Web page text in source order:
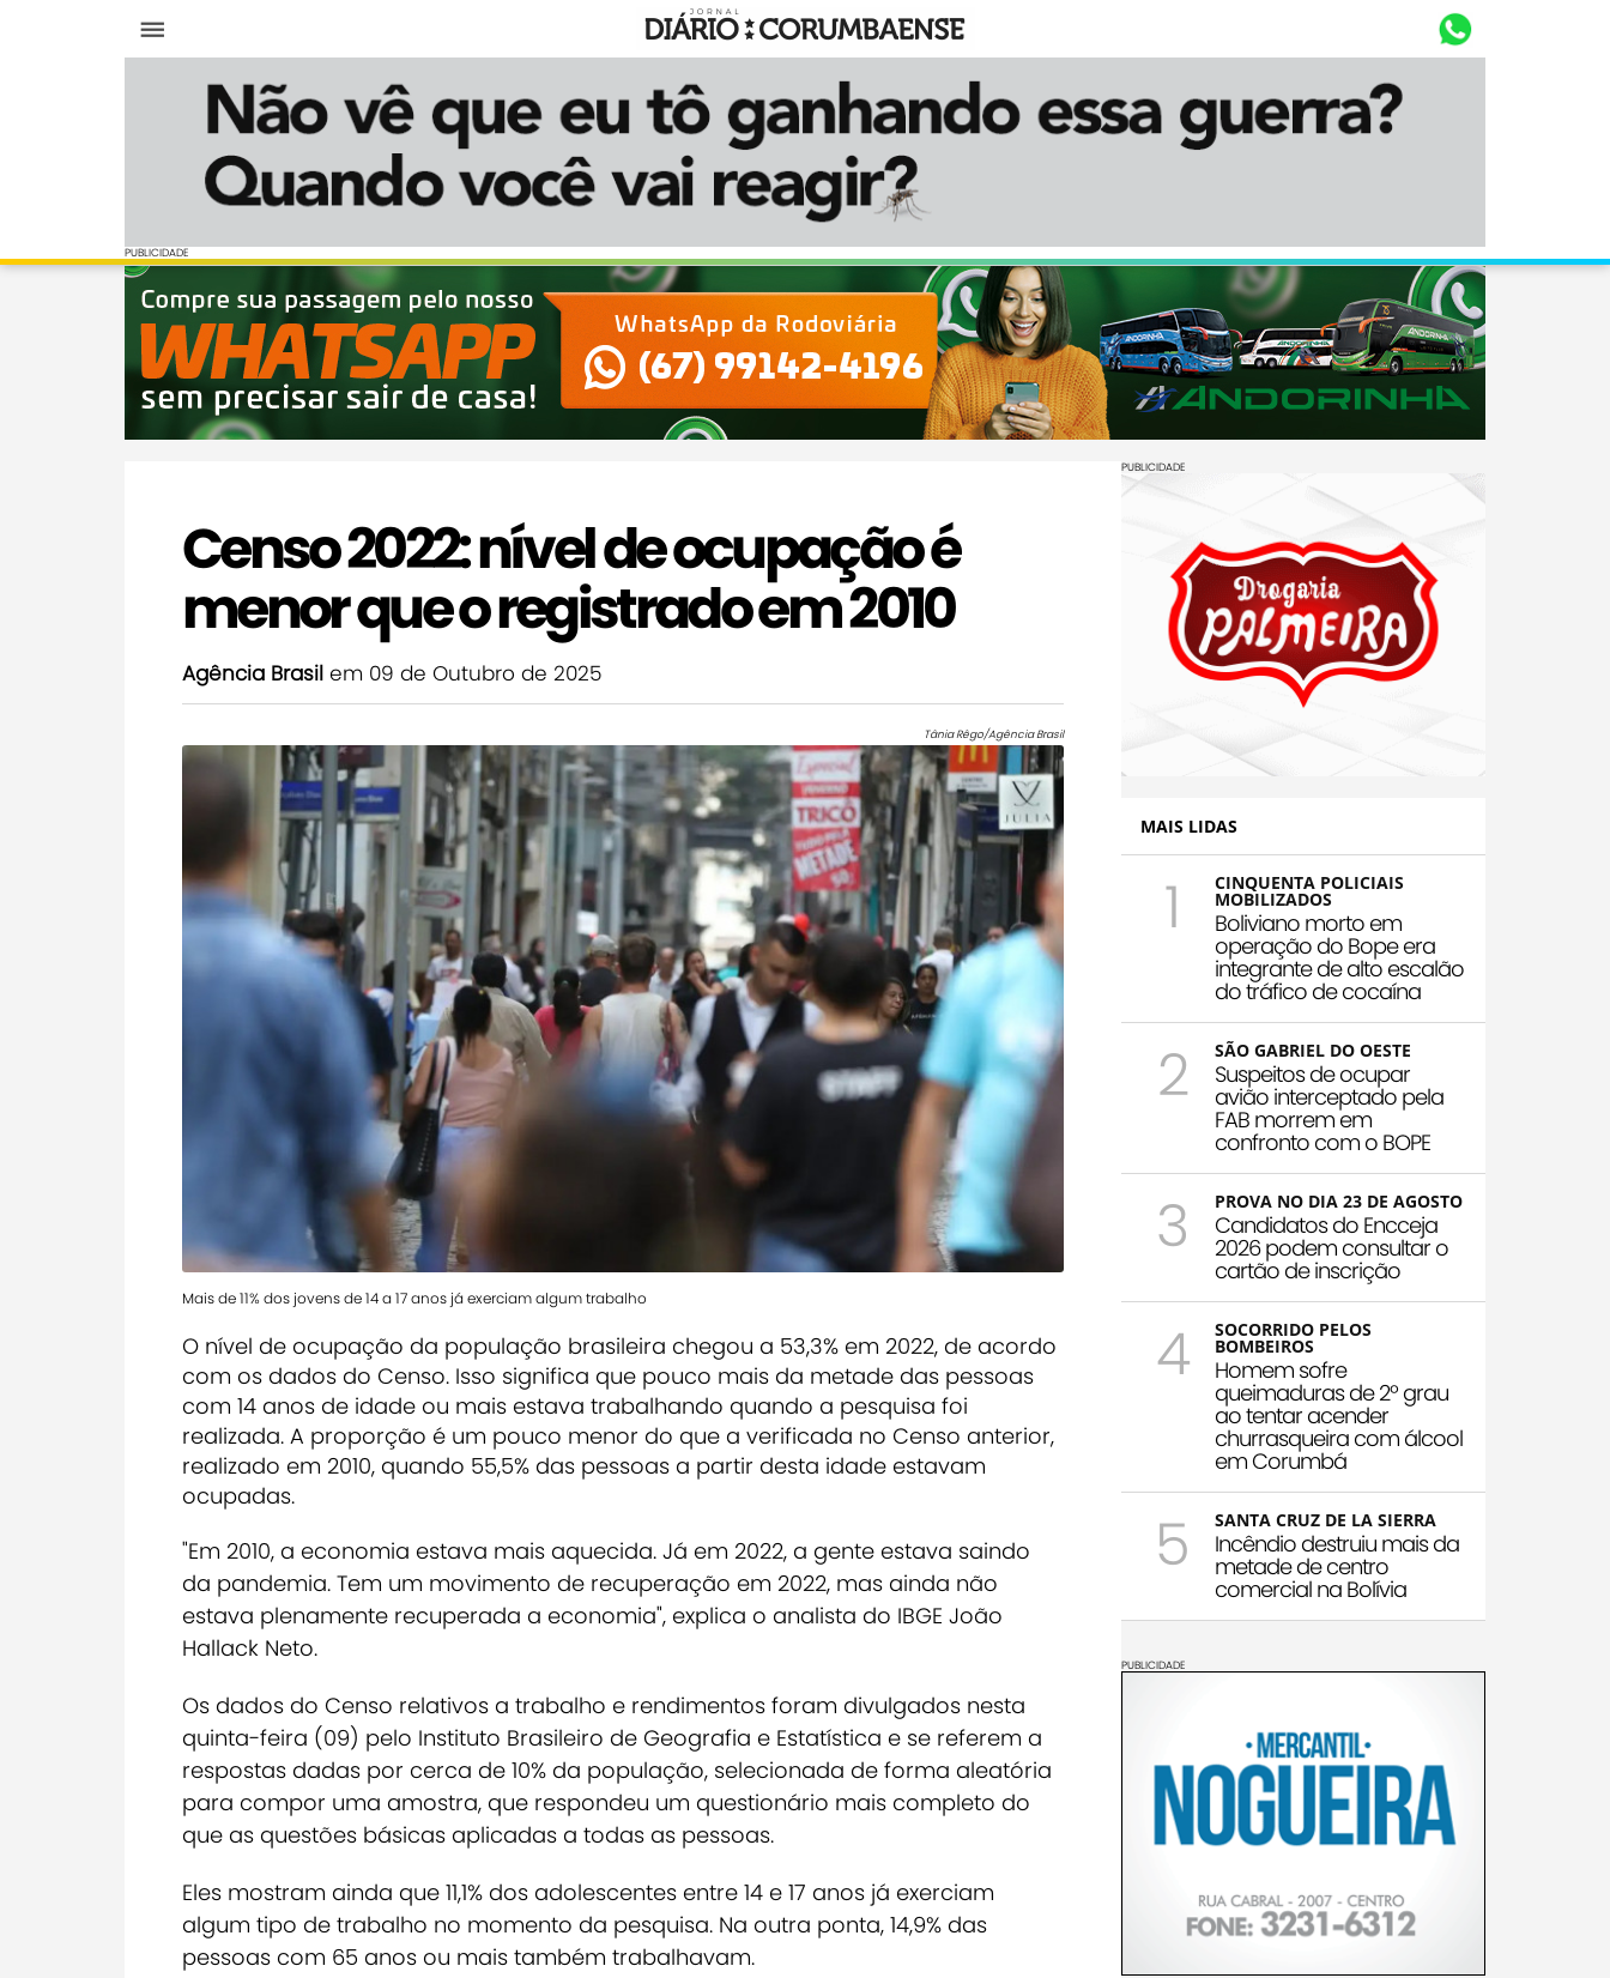
Diário Corumbaense
PUBLICIDADE
PUBLICIDADE
Censo 2022: nível de ocupação é
menor que o registrado em 2010
Agência Brasil em 09 de Outubro de 2025
Tânia Rêgo/Agência Brasil
Mais de 11% dos jovens de 14 a 17 anos já exerciam algum trabalho
O nível de ocupação da população brasileira chegou a 53,3% em 2022, de acordo
com os dados do Censo. Isso significa que pouco mais da metade das pessoas
com 14 anos de idade ou mais estava trabalhando quando a pesquisa foi
realizada. A proporção é um pouco menor do que a verificada no Censo anterior,
realizado em 2010, quando 55,5% das pessoas a partir desta idade estavam
ocupadas.
"Em 2010, a economia estava mais aquecida. Já em 2022, a gente estava saindo
da pandemia. Tem um movimento de recuperação em 2022, mas ainda não
estava plenamente recuperada a economia", explica o analista do IBGE João
Hallack Neto.
Os dados do Censo relativos a trabalho e rendimentos foram divulgados nesta
quinta-feira (09) pelo Instituto Brasileiro de Geografia e Estatística e se referem a
respostas dadas por cerca de 10% da população, selecionada de forma aleatória
para compor uma amostra, que respondeu um questionário mais completo do
que as questões básicas aplicadas a todas as pessoas.
Eles mostram ainda que 11,1% dos adolescentes entre 14 e 17 anos já exerciam
algum tipo de trabalho no momento da pesquisa. Na outra ponta, 14,9% das
pessoas com 65 anos ou mais também trabalhavam.
PUBLICIDADE
MAIS LIDAS
1 CINQUENTA POLICIAIS
MOBILIZADOS
Boliviano morto em
operação do Bope era
integrante de alto escalão
do tráfico de cocaína
2 SÃO GABRIEL DO OESTE
Suspeitos de ocupar
avião interceptado pela
FAB morrem em
confronto com o BOPE
3 PROVA NO DIA 23 DE AGOSTO
Candidatos do Encceja
2026 podem consultar o
cartão de inscrição
4 SOCORRIDO PELOS
BOMBEIROS
Homem sofre
queimaduras de 2º grau
ao tentar acender
churrasqueira com álcool
em Corumbá
5 SANTA CRUZ DE LA SIERRA
Incêndio destruiu mais da
metade de centro
comercial na Bolívia
PUBLICIDADE